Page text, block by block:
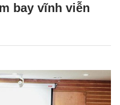
bay vĩnh viễn